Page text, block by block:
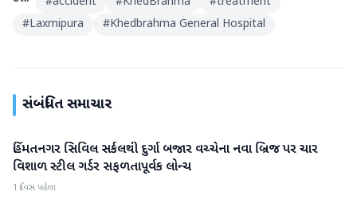
#Laxmipura #Khedbrahma General Hospital
સંબંધિત સમાચાર
સાબરકાંઠા
હિંમતનગર સિવિલ સર્કલથી દુર્ગા બજાર વચ્ચેના નવા બ્રિજ પર ચાર
વિશાળ સ્ટીલ ગર્ડર સફળતાપૂર્વક લોન્ચ
1 દિવસ પહેલા